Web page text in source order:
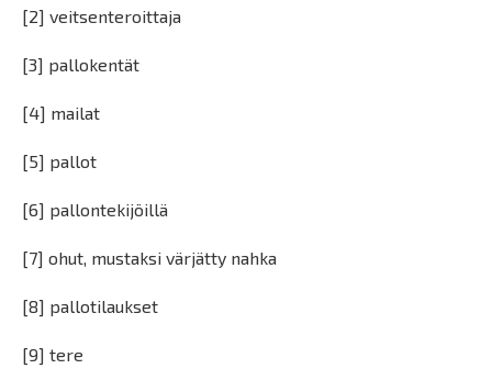
[2] veitsenteroittaja
[3] pallokentät
[4] mailat
[5] pallot
[6] pallontekijöillä
[7] ohut, mustaksi värjätty nahka
[8] pallotilaukset
[9] tere